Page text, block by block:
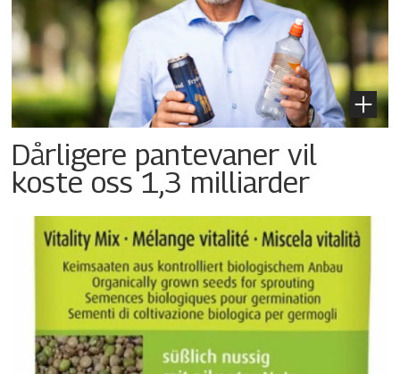
Dårligere pantevaner vil
koste oss 1,3 milliarder